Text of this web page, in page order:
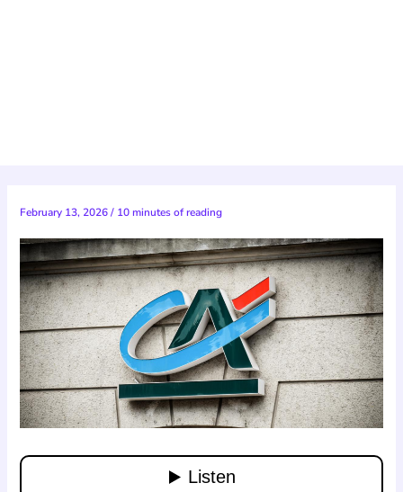
February 13, 2026/ 10 minutes of reading